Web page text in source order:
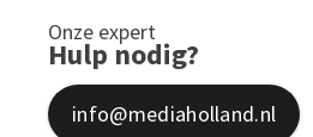
Onze expert
Hulp nodig?
info@mediaholland.nl